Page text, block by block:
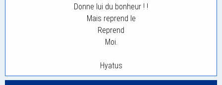
Donne lui du bonheur ! !
Mais reprend le
Reprend
Moi.
Hyatus